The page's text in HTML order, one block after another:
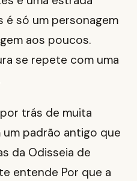
é só um personagem
aos poucos.
se repete com uma
trás de muita
padrão antigo que
da Odisseia de
entende Por que a